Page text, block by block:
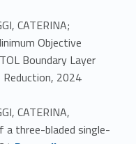
CATERINA;
Objective
Boundary Layer
Reduction, 2024Link identifier #identifier_person_85436-79
CATERINA,
three-bladed single-